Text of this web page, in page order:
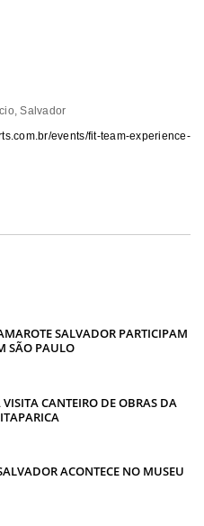
Salvador
events/fit-team-experience-
SALVADOR PARTICIPAM
SÃO PAULO
CANTEIRO DE OBRAS DA
ACONTECE NO MUSEU